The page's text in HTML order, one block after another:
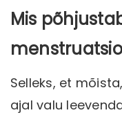
Mis
Selleks, et
ajal valu